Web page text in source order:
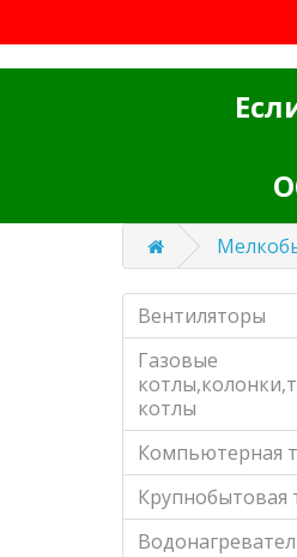
Вентиляторы
Газовые
котлы
Компьютерная
Крупнобытовая